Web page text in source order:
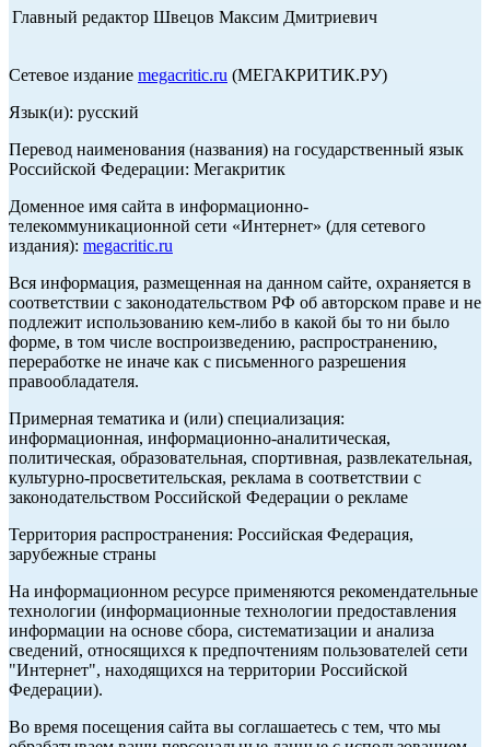
Главный редактор Швецов Максим Дмитриевич
Сетевое издание megacritic.ru (МЕГАКРИТИК.РУ)
Язык(и): русский
Перевод наименования (названия) на государственный язык
Российской Федерации: Мегакритик
Доменное имя сайта в информационно-
телекоммуникационной сети «Интернет» (для сетевого
издания): megacritic.ru
Вся информация, размещенная на данном сайте, охраняется в
соответствии с законодательством РФ об авторском праве и не
подлежит использованию кем-либо в какой бы то ни было
форме, в том числе воспроизведению, распространению,
переработке не иначе как с письменного разрешения
правообладателя.
Примерная тематика и (или) специализация:
информационная, информационно-аналитическая,
политическая, образовательная, спортивная, развлекательная,
культурно-просветительская, реклама в соответствии с
законодательством Российской Федерации о рекламе
Территория распространения: Российская Федерация,
зарубежные страны
На информационном ресурсе применяются рекомендательные
технологии (информационные технологии предоставления
информации на основе сбора, систематизации и анализа
сведений, относящихся к предпочтениям пользователей сети
"Интернет", находящихся на территории Российской
Федерации).
Во время посещения сайта вы соглашаетесь с тем, что мы